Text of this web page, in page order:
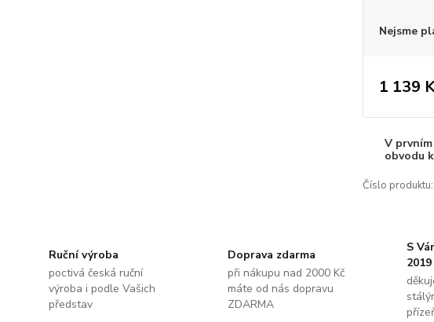
Nejsme
1 139
V
obvodu
Číslo produktu:
Ruční výroba
poctivá česká ruční
výroba i podle Vašich
představ
Doprava zdarma
při nákupu nad 2000 Kč
máte od nás dopravu
ZDARMA
S
2019